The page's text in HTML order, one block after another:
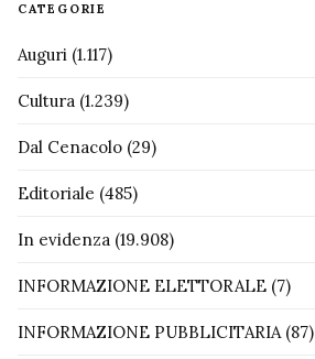
CATEGORIE
Auguri (1.117)
Cultura (1.239)
Dal Cenacolo (29)
Editoriale (485)
In evidenza (19.908)
INFORMAZIONE ELETTORALE (7)
INFORMAZIONE PUBBLICITARIA(87)